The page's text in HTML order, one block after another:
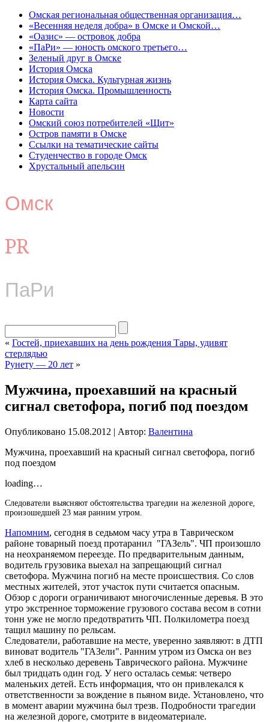
Омская региональная общественная организация…
«Весенняя неделя добра» в Омске и Омской…
«Оазис» — островок добра
«ПаРи» — юность омского третьего…
Зеленый друг в Омске
История Омска
История Омска. Культурная жизнь
История Омска. Промышленность
Карта сайта
Новости
Омский союз потребителей «Щит»
Остров памяти в Омске
Ссылки на тематические сайты
Студенчество в городе Омск
Хрустальный апельсин
Омск
PR
ПаРи
« Гостей, приехавших на день рождения Тары, удивят
стерлядью
Рунету — 20 лет »
Мужчина, проехавший на красный
сигнал светофора, погиб под поездом
Опубликовано 15.08.2012 | Автор: Валентина
Мужчина, проехавший на красный сигнал светофора, погиб
под поездом
loading…
Следователи выясняют обстоятельства трагедии на железной дороге,
произошедшей 23 мая ранним утром.
Напомним, сегодня в седьмом часу утра в Таврическом
районе товарный поезд протаранил "ГАЗель". ЧП произошло
на неохраняемом переезде. По предварительным данным,
водитель грузовика выехал на запрещающий сигнал
светофора. Мужчина погиб на месте происшествия. Со слов
местных жителей, этот участок пути считается опасным.
Обзор с дороги ограничивают многочисленные деревья. В это
утро экстренное торможение грузового состава весом в сотни
тонн уже не могло предотвратить ЧП. Полкилометра поезд
тащил машину по рельсам.
Следователи, работавшие на месте, уверенно заявляют: в ДТП
виноват водитель "ГАЗели". Ранним утром из Омска он вез
хлеб в несколько деревень Таврического района. Мужчине
был тридцать один год. У него осталась семья: четверо
маленьких детей. Есть информация, что он привлекался к
ответственности за вождение в пьяном виде. Установлено, что
в момент аварии мужчина был трезв. Подробности трагедии
на железной дороге, смотрите в видеоматериале.